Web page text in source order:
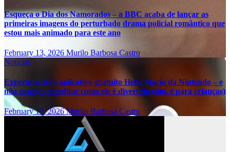
Esqueça o Dia dos Namorados – a BBC acaba de lançar as
primeiras imagens do perturbado drama policial romântico que
estou mais animado para este ano
February 13, 2026 Murilo Barbosa Castro
Notícias
Experimentei o aplicativo gratuito Hello Mario da Nintendo – e
não consigo acreditar como ele é divertido (sim, é para crianças)
February 13, 2026Murilo Barbosa Castro